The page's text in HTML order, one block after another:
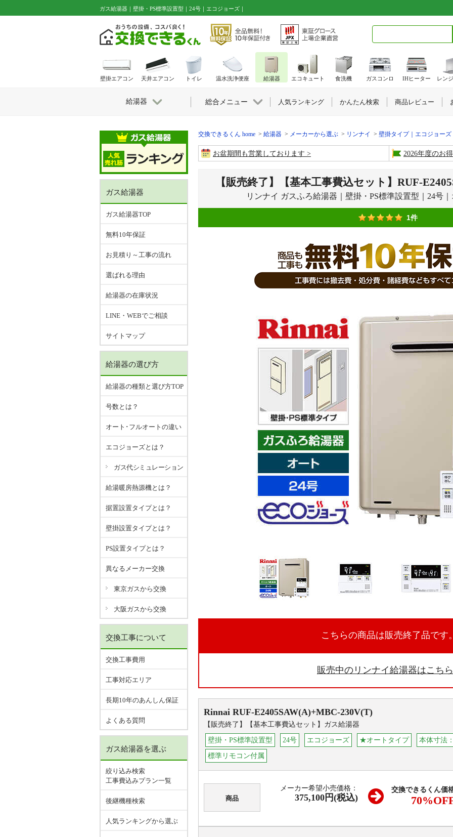
ガス給湯器｜壁掛・PS標準設置型｜24号｜エコジョーズ｜
交換できるくん home 給湯器 メーカーから選ぶ リンナイ 壁掛タイプ｜エコジョーズ
お盆期間も営業しております 2026年度のお
【販売終了】【基本工事費込セット】RUF-
リンナイ ガスふろ給湯器｜壁掛・PS標準設置型｜24号
1件
こちらの商品は販売終了品です
販売中のリンナイ給湯器はこちら
Rinnai RUF-E2405SAW(A)+MBC-230V(T)
【販売終了】【基本工事費込セット】ガス給湯器
壁掛・PS標準設置型 24号 エコジョーズ ★オートタイプ 本体寸法
標準リモコン付属
商品
メーカー希望小売価格：
375,100円(税込)
交換できるくん価
70
ガス給湯器
ガス給湯器TOP
無料10年保証
お見積り～工事の流れ
選ばれる理由
給湯器の在庫状況
LINE・WEBでご相談
サイトマップ
給湯器の選び方
給湯器の種類と選び方TOP
号数とは？
オート･フルオートの違い
エコジョーズとは？
ガス代シミュレーション
給湯暖房熱源機とは？
据置設置タイプとは？
壁掛設置タイプとは？
PS設置タイプとは？
異なるメーカー交換
東京ガスから交換
大阪ガスから交換
交換工事について
交換工事費用
工事対応エリア
長期10年のあんしん保証
よくある質問
ガス給湯器を選ぶ
絞り込み検索
工事費込みプラン一覧
後継機種検索
人気ランキングから選ぶ
壁掛エアコン 天井エアコン トイレ 温水洗浄便座 給湯器 エコキュート 食洗機 ガスコンロ IHヒーター レン
給湯器 総合メニュー 人気ランキング かんたん検索 商品レビュー